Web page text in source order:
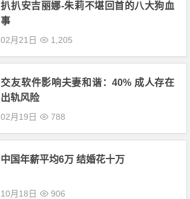
扒扒安吉丽娜-朱莉不堪回首的八大狗血
事
02月21日 1,205
交友软件影响夫妻和谐：40% 成人存在
出轨风险
02月19日 788
中国年薪平均6万 结婚花十万
10月18日 906